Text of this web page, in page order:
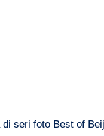
seri foto Best of